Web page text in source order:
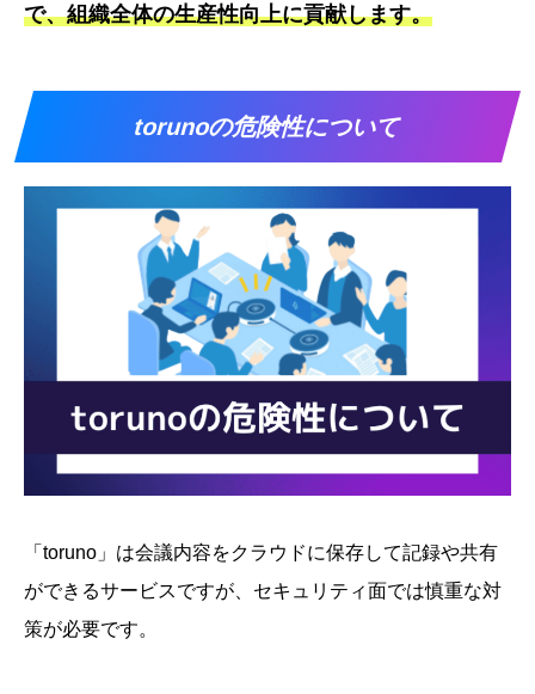
で、組織全体の生産性向上に貢献します。
torunoの危険性について
「toruno」は会議内容をクラウドに保存して記録や共有
ができるサービスですが、セキュリティ面では慎重な対
策が必要です。